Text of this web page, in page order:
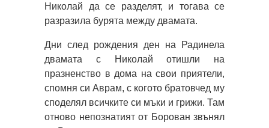
Николай да се разделят, и тогава се
разразила бурята между двамата.
Дни след рождения ден на Радинела
двамата с Николай отишли на
празненство в дома на свои приятели,
спомня си Аврам, с когото братовчед му
споделял всичките си мъки и грижи. Там
отново непознатият от Борован звънял